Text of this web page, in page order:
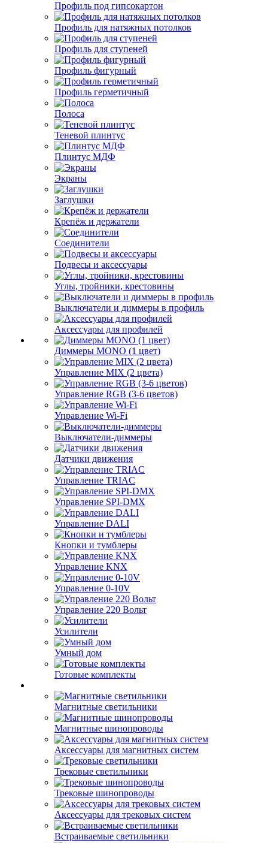
Профиль под гипсокартон
Профиль для натяжных потолков
Профиль для ступеней
Профиль фигурный
Профиль герметичный
Полоса
Теневой плинтус
Плинтус МДФ
Экраны
Заглушки
Крепёж и держатели
Соединители
Подвесы и аксессуары
Углы, тройники, крестовины
Выключатели и диммеры в профиль
Аксессуары для профилей
Диммеры MONO (1 цвет)
Управление MIX (2 цвета)
Управление RGB (3-6 цветов)
Управление Wi-Fi
Выключатели-диммеры
Датчики движения
Управление TRIAC
Управление SPI-DMX
Управление DALI
Кнопки и тумблеры
Управление KNX
Управление 0-10V
Управление 220 Вольт
Усилители
Умный дом
Готовые комплекты
Магнитные светильники
Магнитные шинопроводы
Аксессуары для магнитных систем
Трековые светильники
Трековые шинопроводы
Аксессуары для трековых систем
Встраиваемые светильники